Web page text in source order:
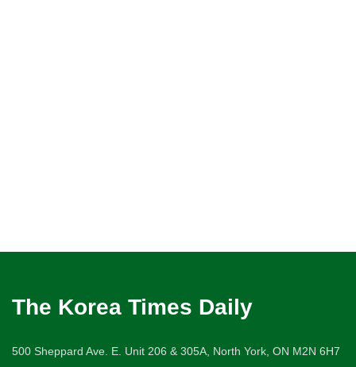
The Korea Times Daily
500 Sheppard Ave. E. Unit 206 & 305A, North York, ON M2N 6H7